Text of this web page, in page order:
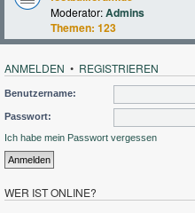
Moderator:Admins
Themen: 123
ANMELDEN • REGISTRIEREN
Benutzername:
Passwort:
Ich habe mein Passwort vergessen
WER IST ONLINE?